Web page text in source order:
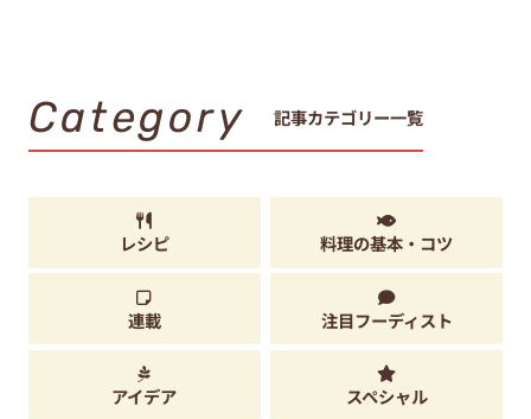
Category 記事カテゴリー一覧
レシピ 料理の基本・コツ
連載 注目フーディスト
アイデア スペシャル